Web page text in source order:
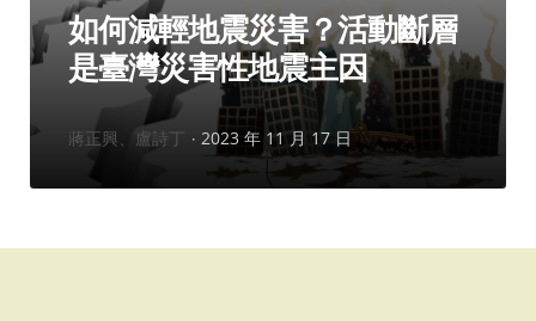
如何減輕地震災害？活動斷層
是臺灣災害性地震主因
作
蔣正興、盧詩丁 2023 年 11 月 17 日